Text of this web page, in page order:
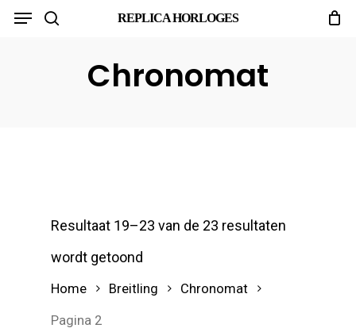
Skip
REPLICA HORLOGES
Menu
Chronomat
Resultaat 19–23 van de 23 resultaten
wordt getoond
Home Breitling Chronomat
Pagina 2